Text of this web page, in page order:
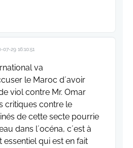
07-29 16:10:51
va
le Maroc d´avoir
viol contre Mr. Omar
critiques contre le
de cette secte pourrie
dans l´océna, c´est à
essentiel qui est en fait